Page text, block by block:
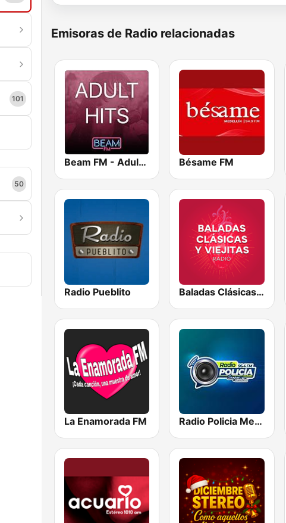
101
50
Emisoras de Radio relacionadas
Beam FM - Adult Hits Bésame FM
Radio Pueblito Baladas Clásicas y Viejitas Radio
La Enamorada FM Radio Policia Medellín 96.4 FM